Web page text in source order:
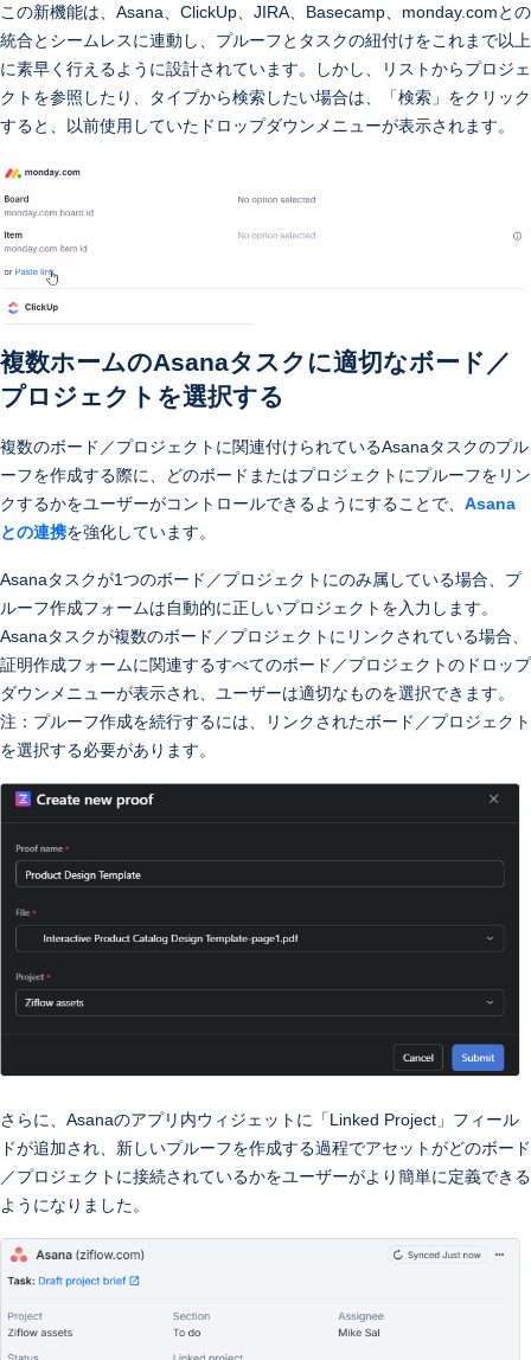
この新機能は、Asana、ClickUp、JIRA、Basecamp、monday.comとの
統合とシームレスに連動し、プルーフとタスクの紐付けをこれまで以上
に素早く行えるように設計されています。しかし、リストからプロジェ
クトを参照したり、タイプから検索したい場合は、「検索」をクリック
すると、以前使用していたドロップダウンメニューが表示されます。
複数ホームのAsanaタスクに適切なボード／
プロジェクトを選択する
複数のボード／プロジェクトに関連付けられているAsanaタスクのプル
ーフを作成する際に、どのボードまたはプロジェクトにプルーフをリン
クするかをユーザーがコントロールできるようにすることで、 Asana
との連携を強化しています。
Asanaタスクが1つのボード／プロジェクトにのみ属している場合、プ
ルーフ作成フォームは自動的に正しいプロジェクトを入力します。
Asanaタスクが複数のボード／プロジェクトにリンクされている場合、
証明作成フォームに関連するすべてのボード／プロジェクトのドロップ
ダウンメニューが表示され、ユーザーは適切なものを選択できます。
注：プルーフ作成を続行するには、リンクされたボード／プロジェクト
を選択する必要があります。
さらに、Asanaのアプリ内ウィジェットに「Linked Project」フィール
ドが追加され、新しいプルーフを作成する過程でアセットがどのボード
／プロジェクトに接続されているかをユーザーがより簡単に定義できる
ようになりました。